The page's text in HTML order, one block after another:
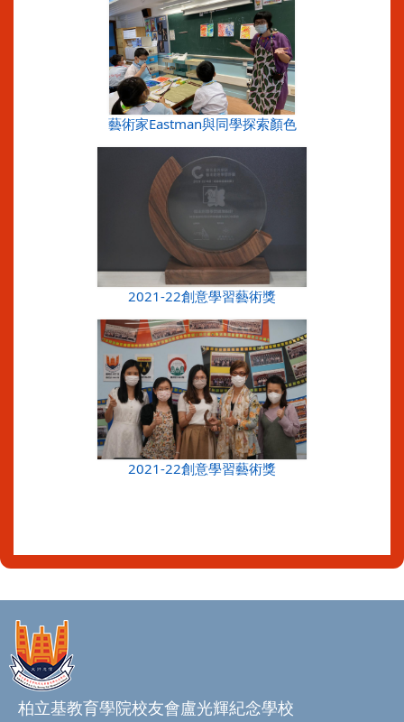
藝術家Eastman與同學探索顏色
2021-22創意學習藝術獎
2021-22創意學習藝術獎
柏立基教育學院校友會盧光輝紀念學校